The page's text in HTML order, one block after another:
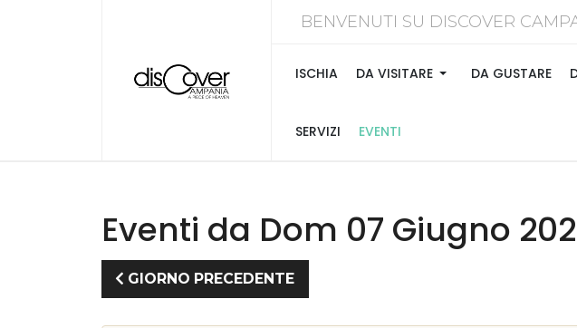
BENVENUTI SU DISCOVER
ISCHIA DA VISITARE DA GUSTARE
SERVIZI EVENTI
Eventi da Dom 07 Giugno
GIORNO PRECEDENTE